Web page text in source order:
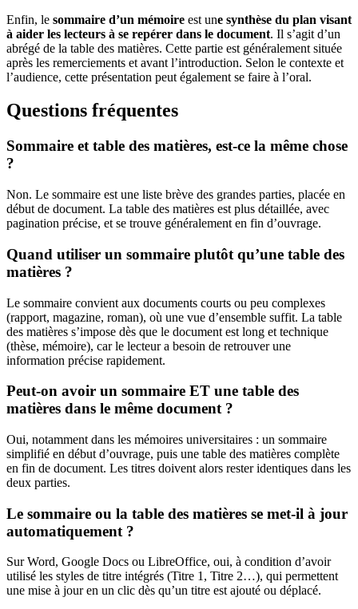
Enfin, le sommaire d’un mémoire est une synthèse du plan visant
à aider les lecteurs à se repérer dans le document. Il s’agit d’un
abrégé de la table des matières. Cette partie est généralement située
après les remerciements et avant l’introduction. Selon le contexte et
l’audience, cette présentation peut également se faire à l’oral.
Questions fréquentes
Sommaire et table des matières, est-ce la même chose
?
Non. Le sommaire est une liste brève des grandes parties, placée en
début de document. La table des matières est plus détaillée, avec
pagination précise, et se trouve généralement en fin d’ouvrage.
Quand utiliser un sommaire plutôt qu’une table des
matières ?
Le sommaire convient aux documents courts ou peu complexes
(rapport, magazine, roman), où une vue d’ensemble suffit. La table
des matières s’impose dès que le document est long et technique
(thèse, mémoire), car le lecteur a besoin de retrouver une
information précise rapidement.
Peut-on avoir un sommaire ET une table des
matières dans le même document ?
Oui, notamment dans les mémoires universitaires : un sommaire
simplifié en début d’ouvrage, puis une table des matières complète
en fin de document. Les titres doivent alors rester identiques dans les
deux parties.
Le sommaire ou la table des matières se met-il à jour
automatiquement ?
Sur Word, Google Docs ou LibreOffice, oui, à condition d’avoir
utilisé les styles de titre intégrés (Titre 1, Titre 2…), qui permettent
une mise à jour en un clic dès qu’un titre est ajouté ou déplacé.